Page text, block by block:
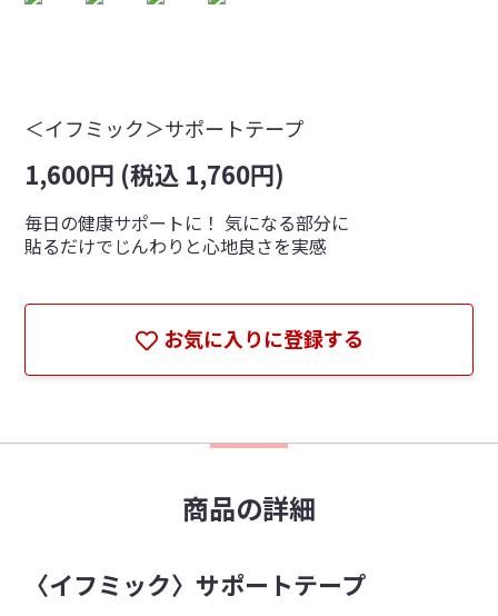
＜イフミック＞サポートテープ
1,600円 (税込 1,760円)
毎日の健康サポートに！ 気になる部分に
貼るだけでじんわりと心地良さを実感
お気に入りに登録する
商品の詳細
〈イフミック〉サポートテープ